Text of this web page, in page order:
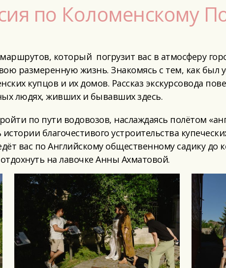
по Коломенскому
который погрузит вас в атмосферу
размеренную жизнь. Знакомясь с тем, как был
купцов и их домов. Рассказ экскурсовода
людях, живших и бывавших здесь.
по пути водовозов, наслаждаясь полётом
благочестивого устроительства
вас по Английскому общественному садику до
на лавочке Анны Ахматовой.